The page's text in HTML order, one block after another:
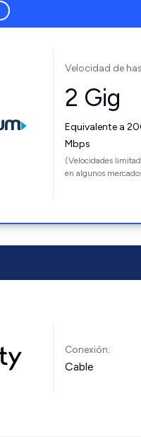
Velocidad de
2 Gig
Equivalente a
Mbps
(Velocidades
en algunos
Conexión:
Cable